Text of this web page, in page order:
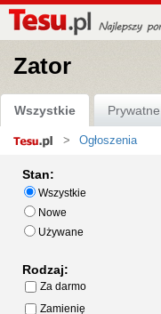
Zator
Wszystkie Prywatne
Strona
Ogłoszenia
Stan:
Wszystkie
Nowe
Używane
Rodzaj:
Za darmo
Zamienię